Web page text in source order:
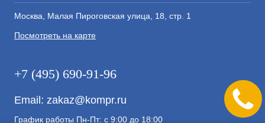
Москва, Малая Пироговская улица, 18, стр. 1
Посмотреть на карте
+7 (495) 690-91-96
Email: zakaz@kompr.ru
График работы Пн-Пт: с 9:00 до 18:00